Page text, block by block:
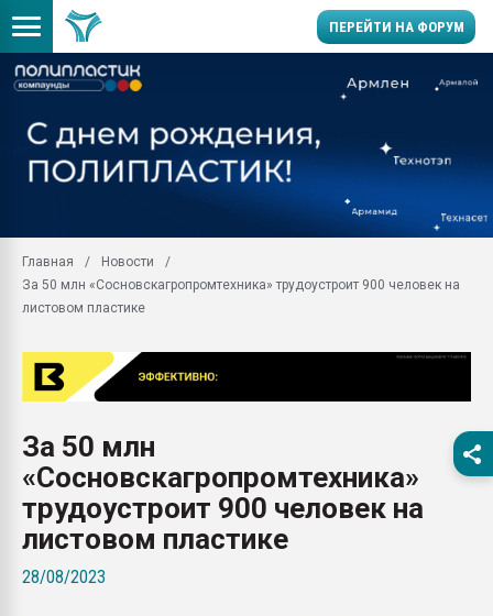
ПЕРЕЙТИ НА ФОРУМ
заводу пластмасс"
первый план в
28.07.2026
ситуацией на
Всё, что касается
Главная
Новости
За 50 млн «Сосновскагропромтехника» трудоустроит 900 человек на
листовом пластике
За 50 млн
«Сосновскагропромтехника»
трудоустроит 900 человек на
листовом пластике
28/08/2023